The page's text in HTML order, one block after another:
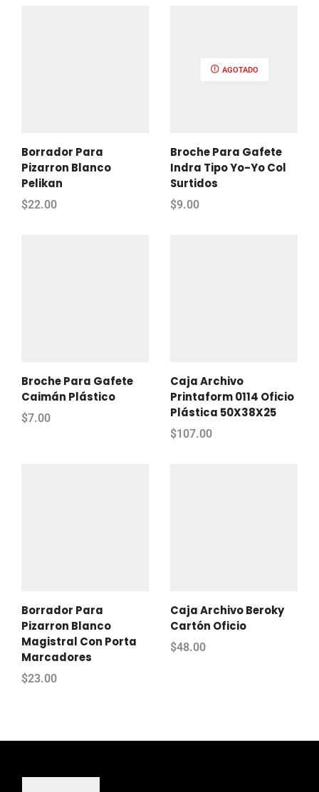
Borrador Para
Pizarron Blanco
Pelikan
$22.00
AGOTADO
Broche Para Gafete
Indra Tipo Yo-Yo Col
Surtidos
$9.00
Broche Para Gafete
Caimán Plástico
$7.00
Caja Archivo
Printaform 0114 Oficio
Plástica 50X38X25
$107.00
Borrador Para
Pizarron Blanco
Magistral Con Porta
Marcadores
$23.00
Caja Archivo Beroky
Cartón Oficio
$48.00